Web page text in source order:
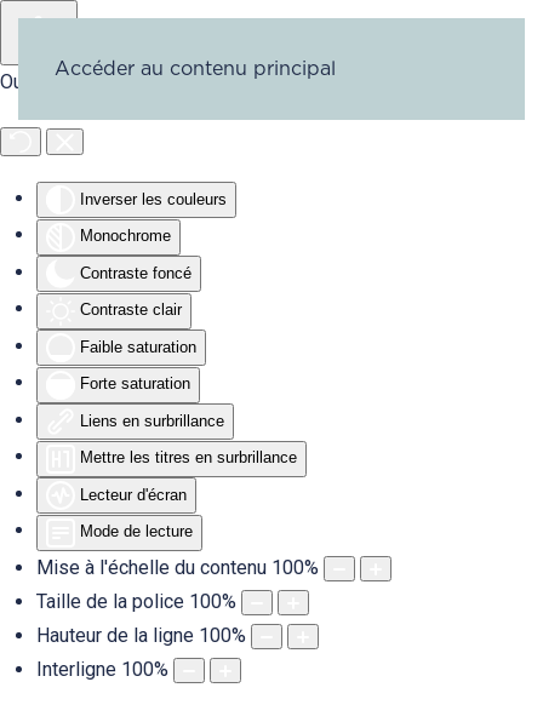
Outils d'accessibilité
Inverser les couleurs
Monochrome
Contraste foncé
Contraste clair
Faible saturation
Forte saturation
Liens en surbrillance
Mettre les titres en surbrillance
Lecteur d'écran
Mode de lecture
Mise à l'échelle du contenu 100%
Taille de la police 100%
Hauteur de la ligne 100%
Interligne 100%
Accéder au contenu principal